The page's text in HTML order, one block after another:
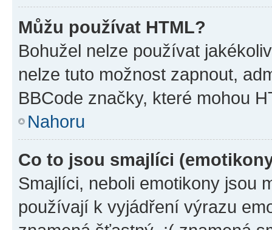
Můžu používat HTML?
Bohužel nelze používat
nelze tuto možnost zapnout,
BBCode značky, které mohou
Nahoru
Co to jsou smajlíci
Smajlíci, neboli emotikony jsou
používají k vyjádření výrazu